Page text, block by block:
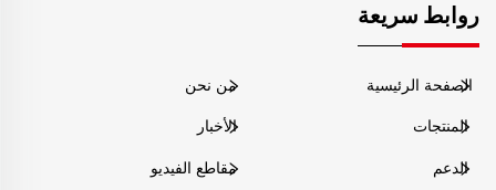
روابط سريعة
الصفحة الرئيسية من نحن
المنتجات الأخبار
الدعم مقاطع الفيديو